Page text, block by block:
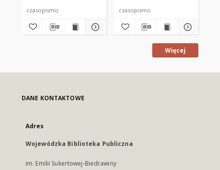
czasopismo czasopismo
Więcej
DANE KONTAKTOWE
Adres
Wojewódzka Biblioteka Publiczna
im. Emilii Sukertowej-Biedrawiny